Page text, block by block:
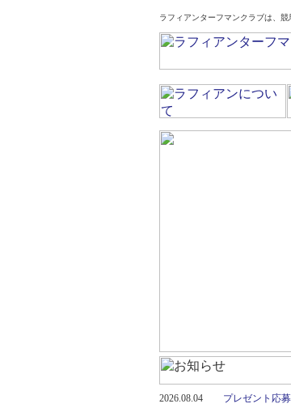
ラフィアンターフマンクラブは、
2026.08.04
プレゼント応